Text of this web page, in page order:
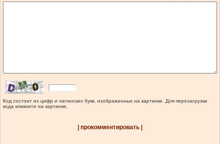
Код состоит из цифр и латинских букв, изображенных на картинке. Для перезагрузки
кода кликните на картинке.
| прокомментировать |